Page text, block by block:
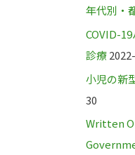
年代別・
COVID-
診療
小児の新
30
Written